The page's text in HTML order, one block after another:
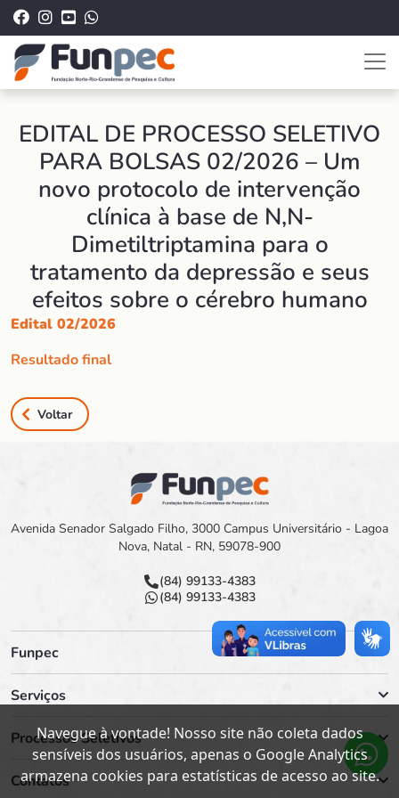
EDITAL DE PROCESSO SELETIVO
PARA BOLSAS 02/2026 – Um
novo protocolo de intervenção
clínica à base de N,N-
Dimetiltriptamina para o
tratamento da depressão e seus
efeitos sobre o cérebro humano
Edital 02/2026
Resultado final
Voltar
Avenida Senador Salgado Filho, 3000 Campus Universitário - Lagoa
Nova, Natal - RN, 59078-900
(84) 99133-4383
(84) 99133-4383
Funpec
Serviços
Processos Seletivos
Contatos
Navegue à vontade! Nosso site não coleta dados
sensíveis dos usuários, apenas o Google Analytics
armazena cookies para estatísticas de acesso ao site.